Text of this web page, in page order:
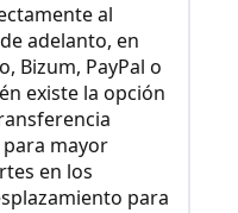
al
adelanto, en
Bizum, PayPal o
existe la opción
para mayor
en los
para